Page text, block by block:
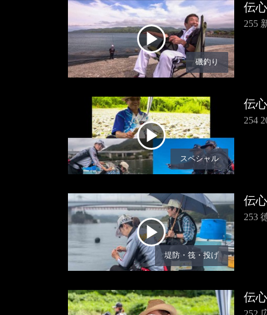
磯釣り
伝
255
スペシャル
伝
254
堤防・筏・投げ
伝
253
伝